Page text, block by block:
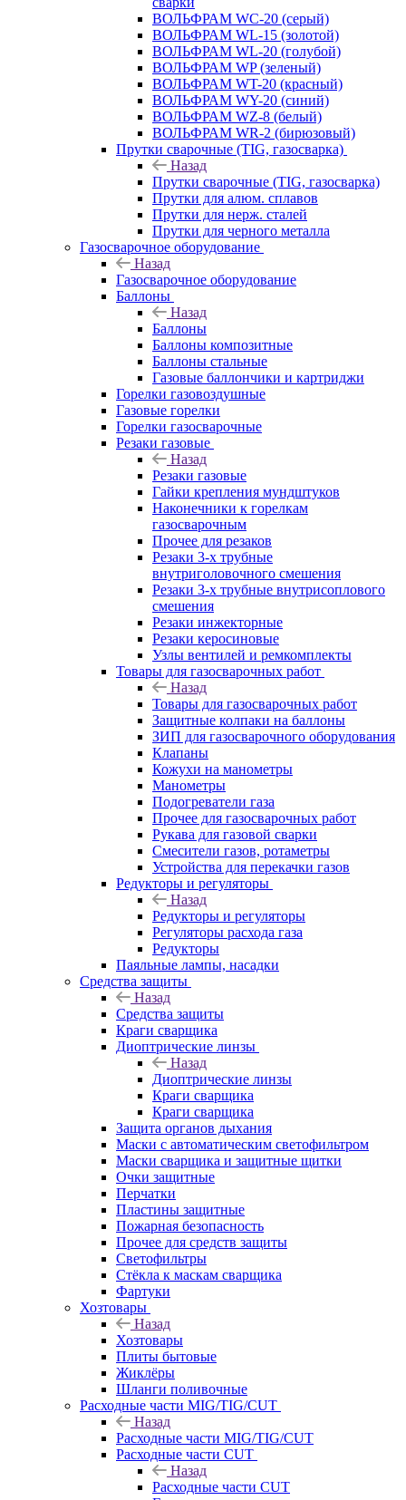
ВОЛЬФРАМ WC-20 (серый)
ВОЛЬФРАМ WL-15 (золотой)
ВОЛЬФРАМ WL-20 (голубой)
ВОЛЬФРАМ WP (зеленый)
ВОЛЬФРАМ WT-20 (красный)
ВОЛЬФРАМ WY-20 (синий)
ВОЛЬФРАМ WZ-8 (белый)
ВОЛЬФРАМ WR-2 (бирюзовый)
Прутки сварочные (TIG, газосварка)
Назад
Прутки сварочные (TIG, газосварка)
Прутки для алюм. сплавов
Прутки для нерж. сталей
Прутки для черного металла
Газосварочное оборудование
Назад
Газосварочное оборудование
Баллоны
Назад
Баллоны
Баллоны композитные
Баллоны стальные
Газовые баллончики и картриджи
Горелки газовоздушные
Газовые горелки
Горелки газосварочные
Резаки газовые
Назад
Резаки газовые
Гайки крепления мундштуков
Наконечники к горелкам
газосварочным
Прочее для резаков
Резаки 3-х трубные
внутриголовочного смешения
Резаки 3-х трубные внутрисоплового
смешения
Резаки инжекторные
Резаки керосиновые
Узлы вентилей и ремкомплекты
Товары для газосварочных работ
Назад
Товары для газосварочных работ
Защитные колпаки на баллоны
ЗИП для газосварочного оборудования
Клапаны
Кожухи на манометры
Манометры
Подогреватели газа
Прочее для газосварочных работ
Рукава для газовой сварки
Смесители газов, ротаметры
Устройства для перекачки газов
Редукторы и регуляторы
Назад
Редукторы и регуляторы
Регуляторы расхода газа
Редукторы
Паяльные лампы, насадки
Средства защиты
Назад
Средства защиты
Краги сварщика
Диоптрические линзы
Назад
Диоптрические линзы
Краги сварщика
Краги сварщика
Защита органов дыхания
Маски с автоматическим светофильтром
Маски сварщика и защитные щитки
Очки защитные
Перчатки
Пластины защитные
Пожарная безопасность
Прочее для средств защиты
Светофильтры
Стёкла к маскам сварщика
Фартуки
Хозтовары
Назад
Хозтовары
Плиты бытовые
Жиклёры
Шланги поливочные
Расходные части MIG/TIG/CUT
Назад
Расходные части MIG/TIG/CUT
Расходные части CUT
Назад
Расходные части CUT